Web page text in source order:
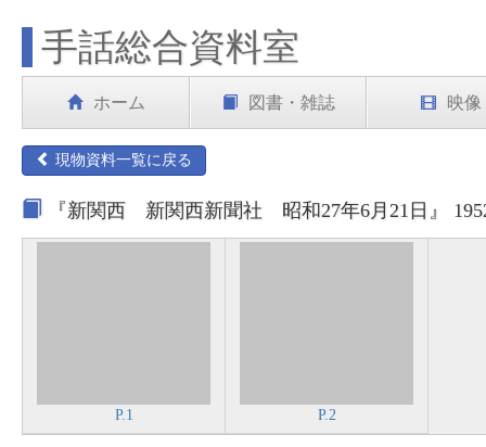
手話総合資料室
ホーム 図書・雑誌 映像
現物資料一覧に戻る
『新関西 新関西新聞社 昭和27年6月21日』
P.1 P.2